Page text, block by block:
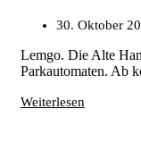
30. Oktober
Lemgo. Die Alte
Parkautomaten. Ab
Weiterlesen